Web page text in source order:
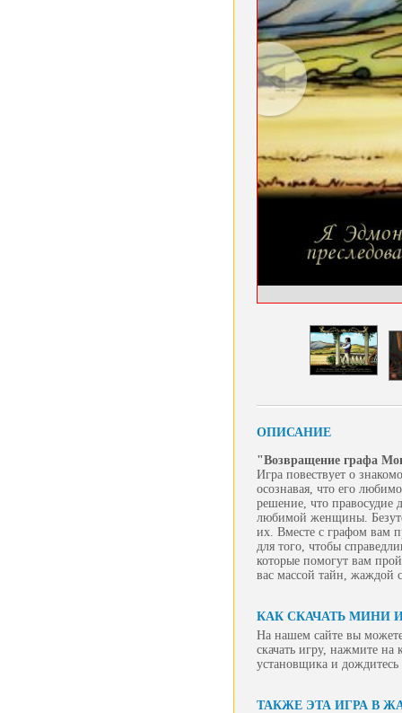
ОПИСАНИЕ
"Возвращение графа
Игра повествует о
осознавая, что его
решение, что правосудие
любимой женщины.
их. Вместе с графом вам
для того, чтобы
которые помогут вам
вас массой тайн, жаждой
КАК СКАЧАТЬ МИНИ
На нашем сайте вы
скачать игру, нажмите на
установщика и
ТАКЖЕ ЭТА ИГРА В